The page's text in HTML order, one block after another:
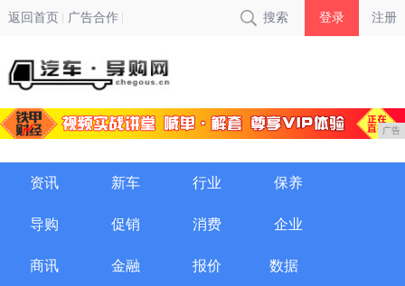
返回首页 广告合作 搜索 登录 注册
广告
资讯 新车 行业 保养
导购 促销 消费 企业
商讯 金融 报价 数据